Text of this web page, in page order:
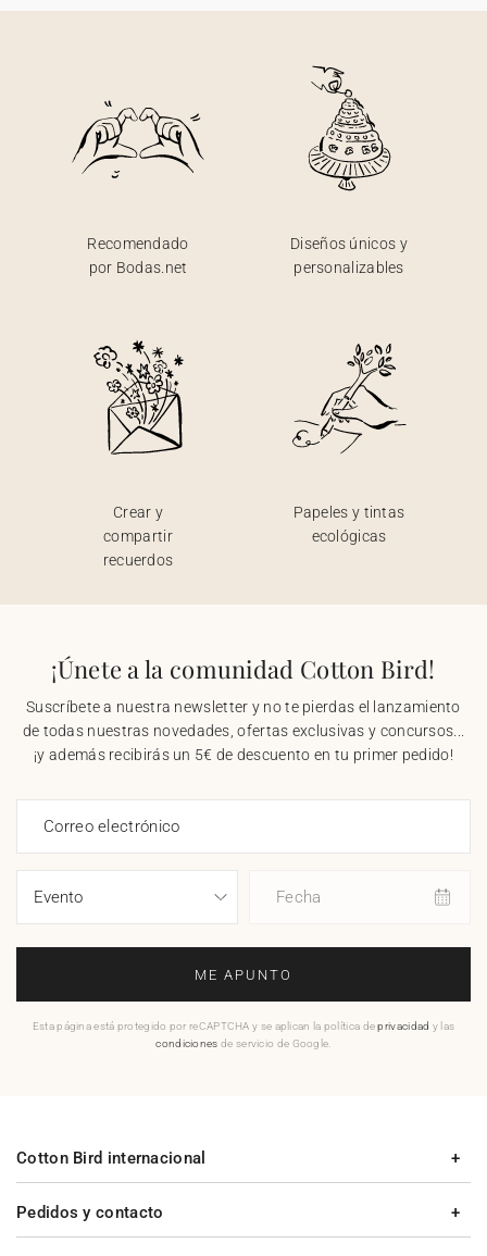
Recomendado
por Bodas.net
Diseños únicos y
personalizables
Crear y
compartir
recuerdos
Papeles y tintas
ecológicas
¡Únete a la comunidad Cotton Bird!
Suscríbete a nuestra newsletter y no te pierdas el lanzamiento
de todas nuestras novedades, ofertas exclusivas y concursos...
¡y además recibirás un 5€ de descuento en tu primer pedido!
Correo electrónico
Fecha
ME APUNTO
Esta página está protegido por reCAPTCHA y se aplican la política deprivacidad y las
condiciones de servicio de Google.
Pedidos y contacto
Cotton Bird internacional